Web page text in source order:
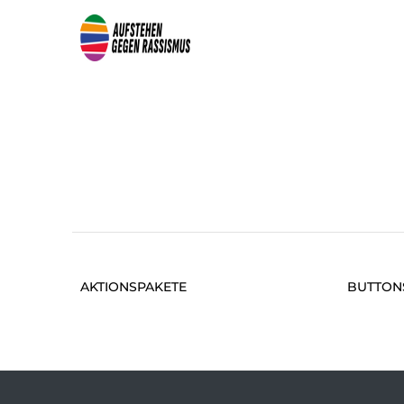
AKTIONSPAKETE